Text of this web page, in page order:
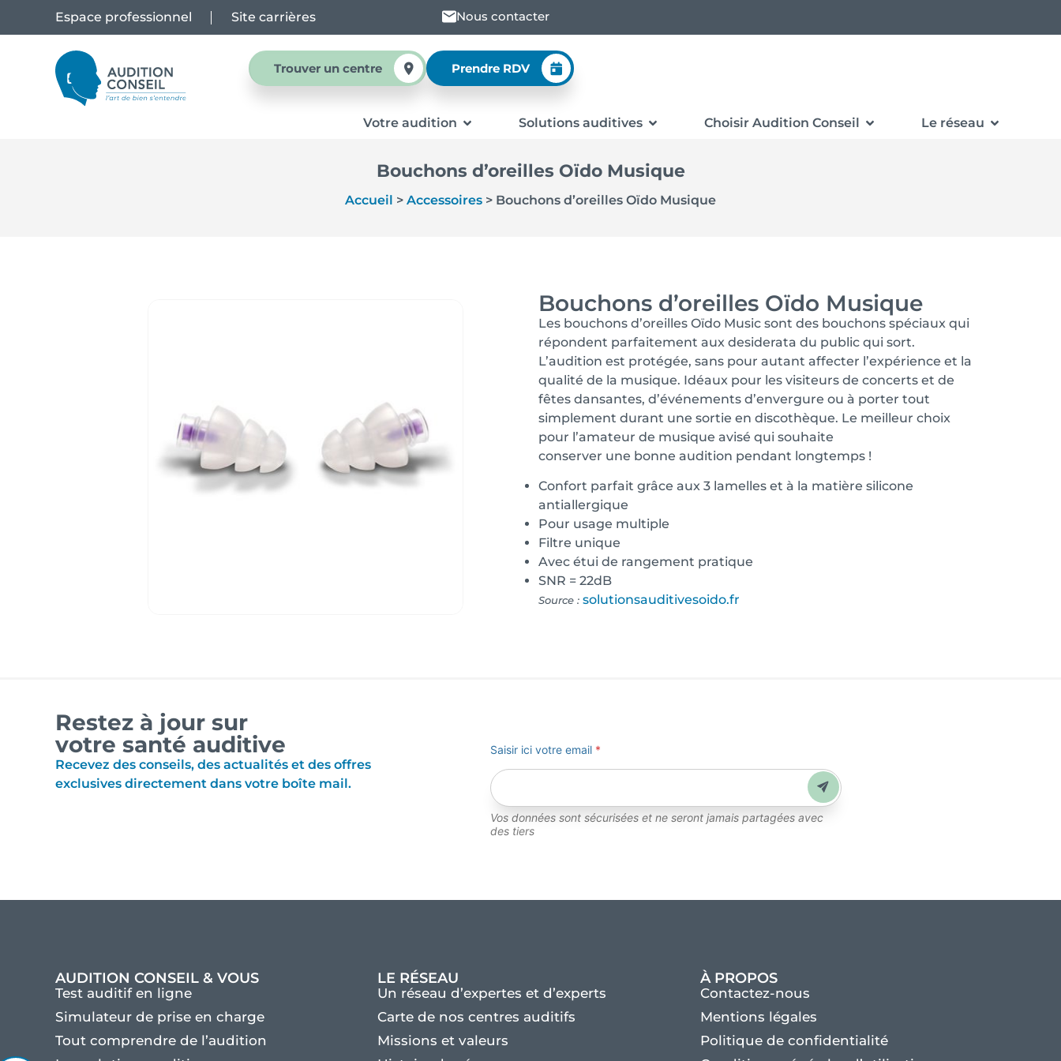
Espace professionnel Site carrières Nous contacter
Trouver un centre Prendre RDV
Votre audition Solutions auditives Choisir Audition Conseil Le réseau
Bouchons d’oreilles Oïdo Musique
Accueil > Accessoires > Bouchons d’oreilles Oïdo Musique
Bouchons d’oreilles Oïdo Musique
Les bouchons d’oreilles Oïdo Music sont des bouchons spéciaux qui
répondent parfaitement aux desiderata du public qui sort.
L’audition est protégée, sans pour autant affecter l’expérience et la
qualité de la musique. Idéaux pour les visiteurs de concerts et de
fêtes dansantes, d’événements d’envergure ou à porter tout
simplement durant une sortie en discothèque. Le meilleur choix
pour l’amateur de musique avisé qui souhaite
conserver une bonne audition pendant longtemps !
Confort parfait grâce aux 3 lamelles et à la matière silicone
antiallergique
Pour usage multiple
Filtre unique
Avec étui de rangement pratique
SNR = 22dB
Source : solutionsauditivesoido.fr
Restez à jour sur
votre santé auditive
Recevez des conseils, des actualités et des offres
exclusives directement dans votre boîte mail.
Saisir ici votre email *
Vos données sont sécurisées et ne seront jamais partagées avec
des tiers
Envoyer
AUDITION CONSEIL & VOUS
Test auditif en ligne
Simulateur de prise en charge
Tout comprendre de l’audition
LE RÉSEAU
Un réseau d’expertes et d’experts
Carte de nos centres auditifs
Missions et valeurs
À PROPOS
Contactez-nous
Mentions légales
Politique de confidentialité